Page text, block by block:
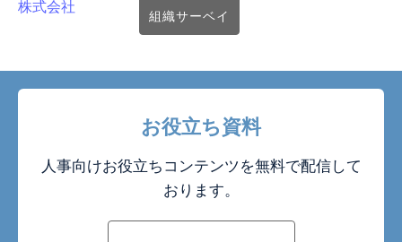
株式会社
組織サーベイ
お役立ち資料
人事向けお役立ちコンテンツを無料で配信して
おります。